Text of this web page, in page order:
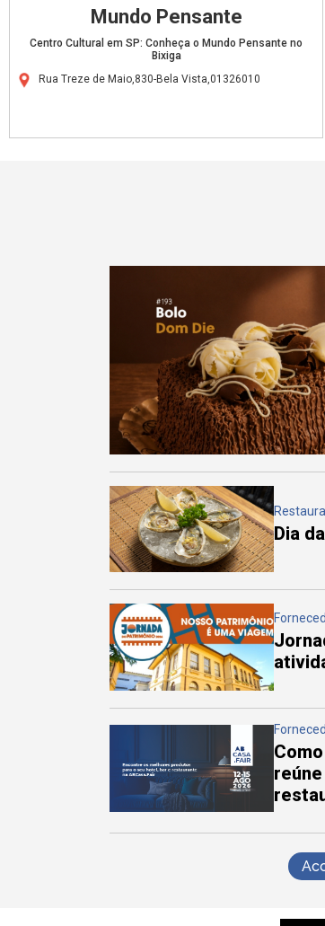
Mundo Pensante
Centro Cultural em SP: Conheça o Mundo Pensante no
Bixiga
Rua Treze de Maio,830-Bela Vista,01326010
Dia